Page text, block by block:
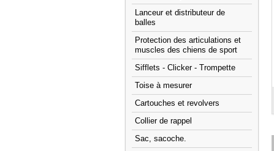
Lanceur et distributeur de
balles
Protection des articulations et
muscles des chiens de sport
Sifflets - Clicker - Trompette
Toise à mesurer
Cartouches et revolvers
Collier de rappel
Sac, sacoche.